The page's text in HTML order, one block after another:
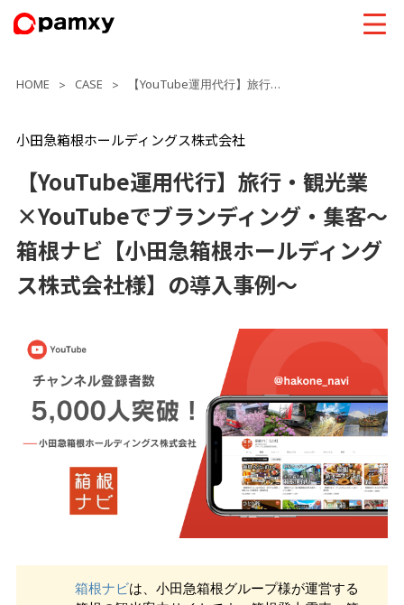
HOME > CASE > 【YouTube運用代行】旅行・観光業×YouTubeでブランディング・集客～箱根ナビ【小田急箱根ホールディングス株式会社様】の導入事例～
小田急箱根ホールディングス株式会社
【YouTube運用代行】旅行・観光業
×YouTubeでブランディング・集客～
箱根ナビ【小田急箱根ホールディング
ス株式会社様】の導入事例～
箱根ナビは、小田急箱根グループ様が運営する